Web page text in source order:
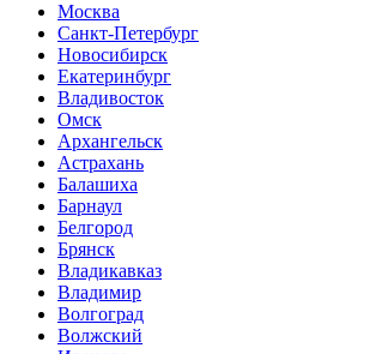
Москва
Санкт-Петербург
Новосибирск
Екатеринбург
Владивосток
Омск
Архангельск
Астрахань
Балашиха
Барнаул
Белгород
Брянск
Владикавказ
Владимир
Волгоград
Волжский